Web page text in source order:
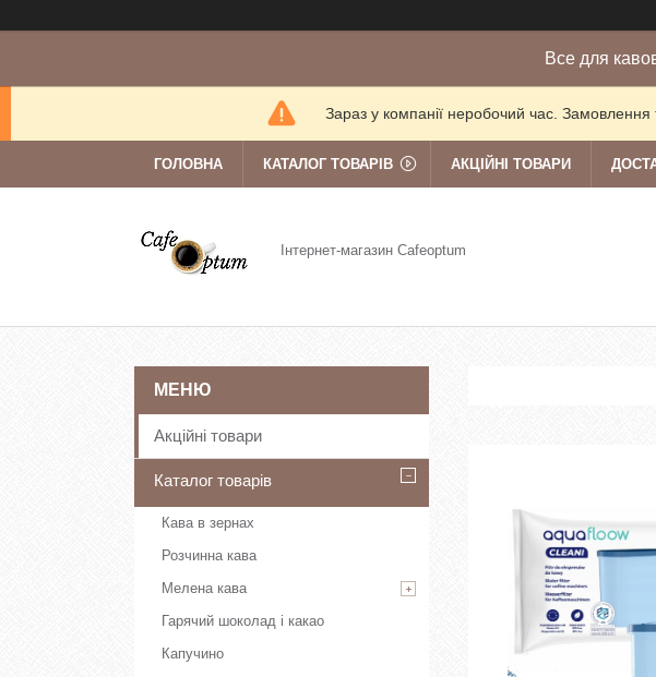
Все для
Зараз у компанії неробочий час.
ГОЛОВНА КАТАЛОГ ТОВАРІВ АКЦІЙНІ ТОВАРИ
Інтернет-магазин Cafeoptum
Акційні товари
Каталог товарів
Кава в зернах
Розчинна кава
Мелена кава
Гарячий шоколад і какао
Капучино